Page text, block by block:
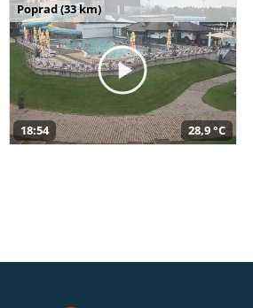
Poprad (33 km)
18:54 28,9 °C